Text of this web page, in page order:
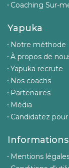
Coaching Sur-
Yapuka
Notre méthode
À propos de
Yapuka recrute
Nos coachs
Partenaires
Média
Candidatez
Informations
Mentions